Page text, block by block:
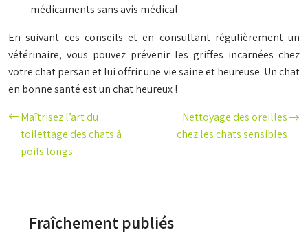
médicaments sans avis médical.
En suivant ces conseils et en consultant régulièrement un
vétérinaire, vous pouvez prévenir les griffes incarnées chez
votre chat persan et lui offrir une vie saine et heureuse. Un chat
en bonne santé est un chat heureux !
Maîtrisez l’art du
toilettage des chats à
poils longs
Nettoyage des oreilles
chez les chats sensibles
Fraîchement publiés